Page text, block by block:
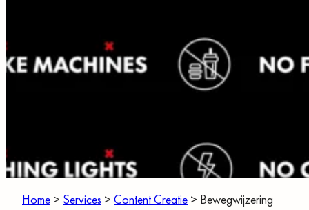
Home > Services > Content Creatie > Bewegwijzering